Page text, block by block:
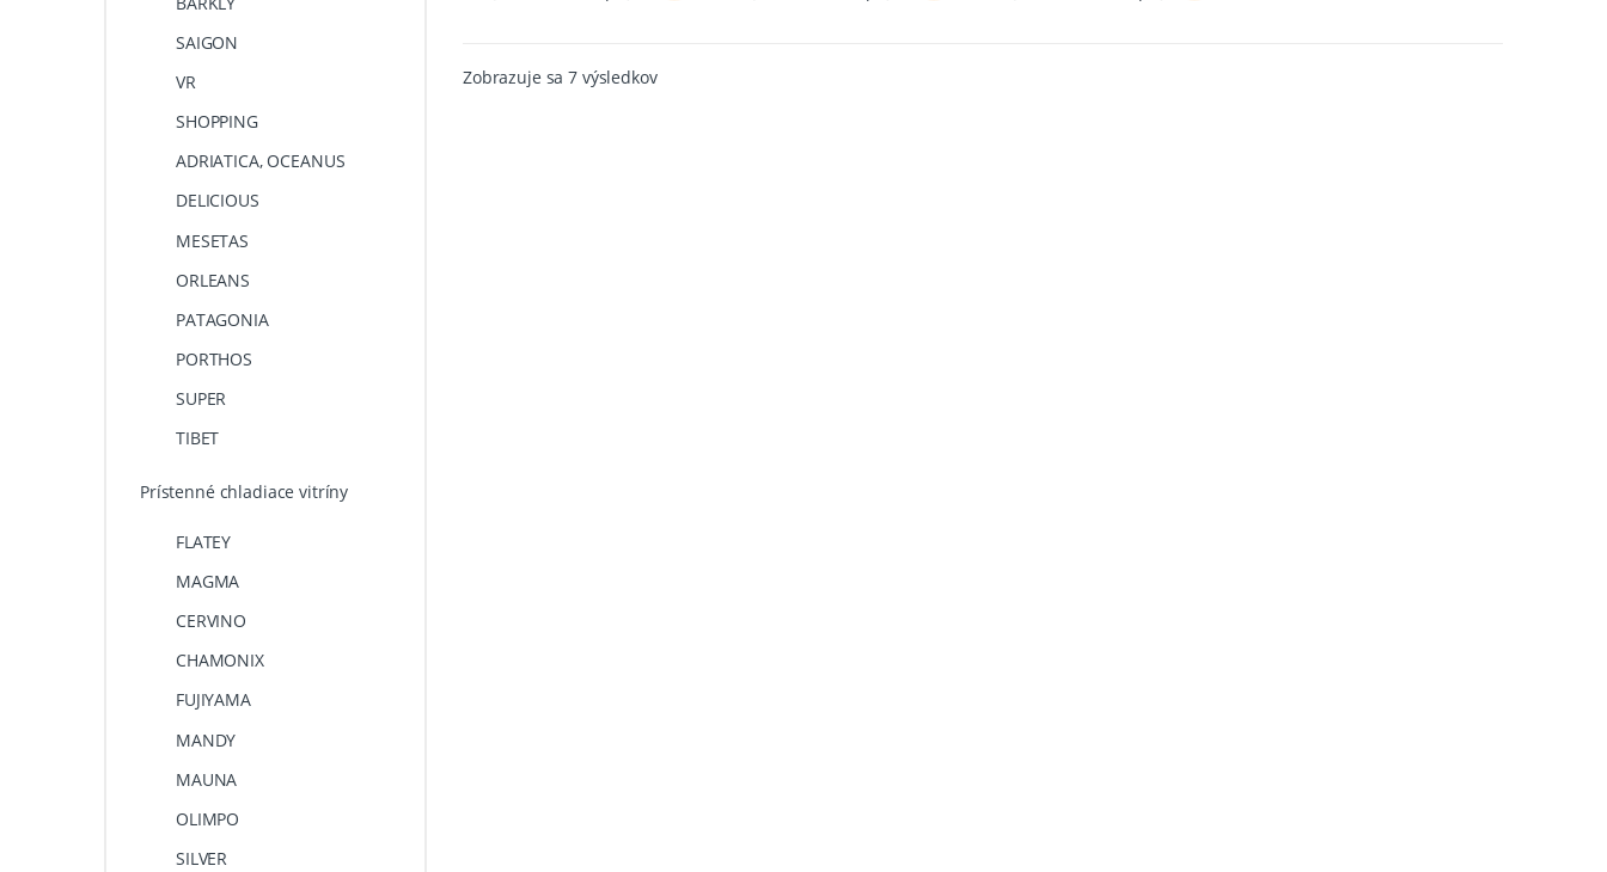
Zobrazuje sa 7 výsledkovZoradené
SAIGON
VR
SHOPPING
ADRIATICA, OCEANUS
DELICIOUS
MESETAS
ORLEANS
PATAGONIA
PORTHOS
SUPER
TIBET
Prístenné chladiace vitríny
FLATEY
MAGMA
CERVINO
CHAMONIX
FUJIYAMA
MANDY
MAUNA
OLIMPO
SILVER